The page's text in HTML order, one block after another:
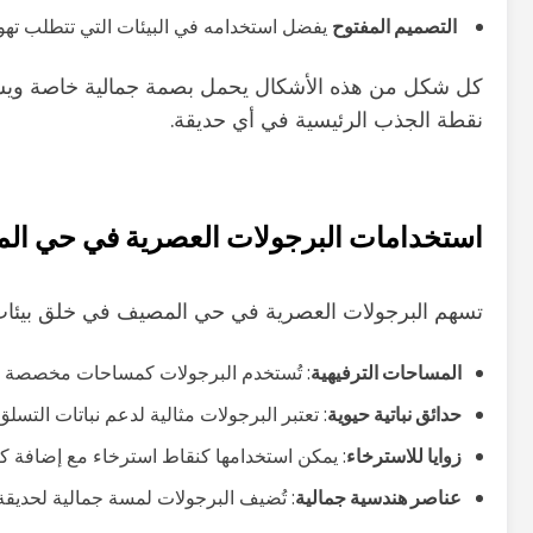
التصميم المفتوح يفضل استخدامه في البيئات التي تتطلب
كل شكل من هذه الأشكال يحمل بصمة جمالية خاصة
نقطة الجذب الرئيسية في أي حديقة.
استخدامات البرجولات العصرية في حي
تسهم البرجولات العصرية في حي المصيف في خلق
المساحات الترفيهية: تُستخدم البرجولات كمساحات مخصصة
حدائق نباتية حيوية: تعتبر البرجولات مثالية لدعم نباتات
زوايا للاسترخاء: يمكن استخدامها كنقاط استرخاء مع
عناصر هندسية جمالية: تُضيف البرجولات لمسة جمالية